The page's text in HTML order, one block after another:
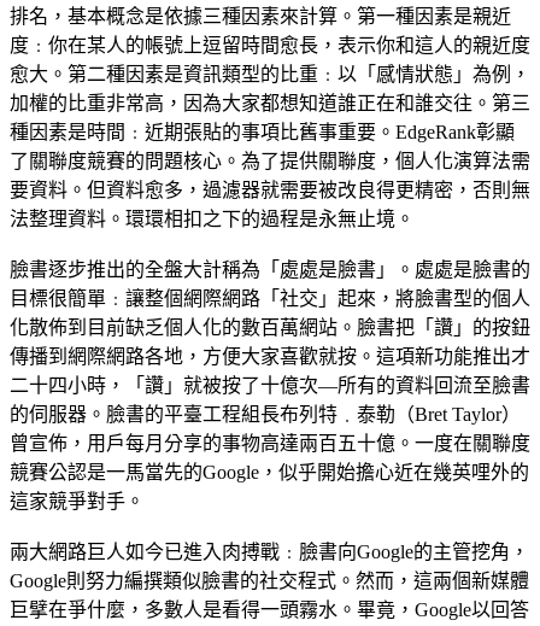
排名，基本概念是依據三種因素來計算。第一種因素是親近
度﹕你在某人的帳號上逗留時間愈長，表示你和這人的親近度
愈大。第二種因素是資訊類型的比重﹕以「感情狀態」為例，
加權的比重非常高，因為大家都想知道誰正在和誰交往。第三
種因素是時間﹕近期張貼的事項比舊事重要。EdgeRank彰顯
了關聯度競賽的問題核心。為了提供關聯度，個人化演算法需
要資料。但資料愈多，過濾器就需要被改良得更精密，否則無
法整理資料。環環相扣之下的過程是永無止境。
臉書逐步推出的全盤大計稱為「處處是臉書」。處處是臉書的
目標很簡單﹕讓整個網際網路「社交」起來，將臉書型的個人
化散佈到目前缺乏個人化的數百萬網站。臉書把「讚」的按鈕
傳播到網際網路各地，方便大家喜歡就按。這項新功能推出才
二十四小時，「讚」就被按了十億次—所有的資料回流至臉書
的伺服器。臉書的平臺工程組長布列特﹒泰勒（Bret Taylor）
曾宣佈，用戶每月分享的事物高達兩百五十億。一度在關聯度
競賽公認是一馬當先的Google，似乎開始擔心近在幾英哩外的
這家競爭對手。
兩大網路巨人如今已進入肉搏戰﹕臉書向Google的主管挖角，
Google則努力編撰類似臉書的社交程式。然而，這兩個新媒體
巨擘在爭什麼，多數人是看得一頭霧水。畢竟，Google以回答